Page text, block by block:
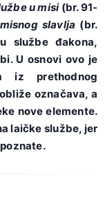
u misi(br. 91-
slavlja (br.
službe đakona,
U osnovi ovo je
iz prethodnog
označava, a
nove elemente.
laičke službe, jer